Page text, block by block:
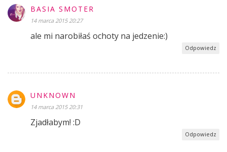
BASIA SMOTER
14 marca 2015 20:27
ale mi narobiłaś ochoty na jedzenie:)
Odpowiedz
UNKNOWN
14 marca 2015 20:31
Zjadłabym! :D
Odpowiedz